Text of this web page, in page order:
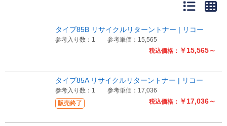
ログアウト
Myページ 見積書 お気に入り
税込価格： ￥15,565～
タイプ85B リサイクルリターントナー | リコー
参考入り数：1 参考単価：15,565
販売終了 税込価格： ￥17,036～
タイプ85A リサイクルリターントナー | リコー
参考入り数：1 参考単価：17,036